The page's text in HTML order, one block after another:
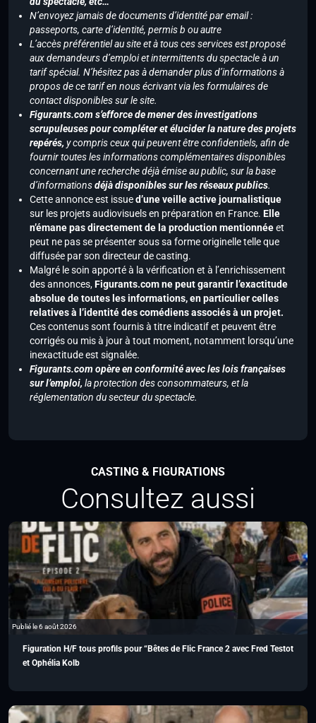
N’envoyez jamais de documents d’identité par email :
passeports, carte d’identité, permis b ou autre
L’accès préférentiel au site et à tous ces services est proposé
aux demandeurs d’emploi et intermittents du spectacle à un
tarif spécial. N’hésitez pas à demander plus d’informations à
propos de ce tarif en nous écrivant via les formulaires de
contact disponibles sur le site.
Figurants.com s’efforce de mener des investigations
scrupuleuses pour compléter et élucider la nature des projets
repérés, y compris ceux qui peuvent être confidentiels, afin de
fournir toutes les informations complémentaires disponibles
concernant une recherche déjà émise au public, sur la base
d’informationsdéjà disponibles sur les réseaux publics.
Cette annonce est issued’une veille active journalistique
sur les projets audiovisuels en préparation en France. Elle
n’émane pas directement de la production mentionnéeet
peut ne pas se présenter sous sa forme originelle telle que
diffusée par son directeur de casting.
Malgré le soin apporté à la vérification et à l’enrichissement
des annonces,Figurants.com ne peut garantir l’exactitude
absolue de toutes les informations, en particulier celles
relatives à l’identité des comédiens associés à un projet.
Ces contenus sont fournis à titre indicatif et peuvent être
corrigés ou mis à jour à tout moment, notamment lorsqu’une
inexactitude est signalée.
Figurants.com opère en conformité avec les lois françaises
sur l’emploi, la protection des consommateurs, et la
réglementation du secteur du spectacle.
CASTING & FIGURATIONS
Consultez aussi
Publié le 6 août 2026
Figuration H/F tous profils pour “Bêtes de Flic France 2 avec Fred Testot
et Ophélia Kolb